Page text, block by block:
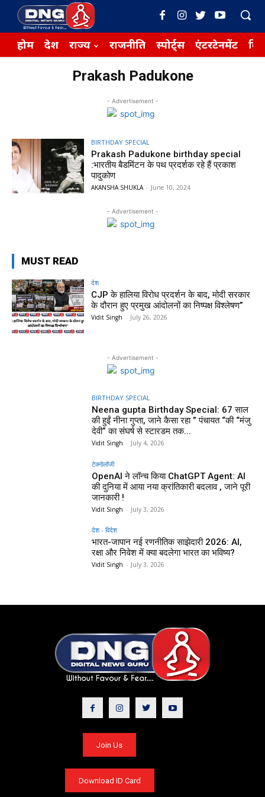
होम देश राज्य राजनीति स्पोर्ट्स एंटरटेनमेंट
Prakash Padukone
- Advertisement -
BIRTHDAY SPECIAL
Prakash Padukone birthday special
:भारतीय बैडमिंटन के पथ प्रदर्शक रहे हैं प्रकाश
पादुकोण
AKANSHA SHUKLA - June 10, 2024
- Advertisement -
MUST READ
देश
CJP के हालिया विरोध प्रदर्शन के बाद, मोदी सरकार
के दौरान हुए प्रमुख आंदोलनों का निष्पक्ष विश्लेषण”
Vidit Singh - July 26, 2026
- Advertisement -
BIRTHDAY SPECIAL
Neena gupta Birthday Special: 67 साल
की हुईं नीना गुप्ता, जाने कैसा रहा ” पंचायत “की “मंजु
देवी” का संघर्ष से स्टारडम तक...
Vidit Singh - July 4, 2026
टेक्नोलॉजी
OpenAI ने लॉन्च किया ChatGPT Agent: AI
की दुनिया में आया नया क्रांतिकारी बदलाव , जाने पूरी
जानकारी !
Vidit Singh - July 3, 2026
देश - विदेश
भारत-जापान नई रणनीतिक साझेदारी 2026: AI,
रक्षा और निवेश में क्या बदलेगा भारत का भविष्य?
Vidit Singh - July 3, 2026
Join Us
Download ID Card